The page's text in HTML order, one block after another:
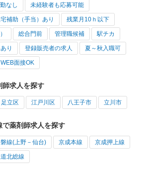
なし 未経験者も応募可能
補助（手当）あり 残業月10ｈ以下
総合門前 管理職候補 駅チカ
り 登録販売者の求人 夏～秋入職可
WEB面接OK
師求人を探す
足立区 江戸川区 八王子市 立川市
で薬剤師求人を探す
磐線(上野－仙台) 京成本線 京成押上線
北総線